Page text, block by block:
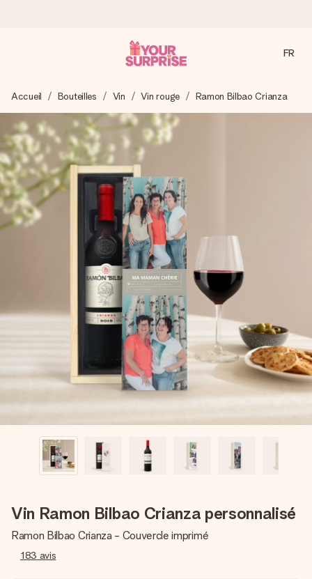
Nous préparons votre cadeau avec attention et l’envoyons
en un éclair – pour que vous puissiez l’offrir au bon moment,
quand cela compte le plus.
4,8 (sur la base de +15 000 avis)
Nos cadeaux sont appréciés. Les clients nous attribuent
une note de 4,8 sur Google Reviews (total de tous les
pays où nous sommes présents).
Carte de vœux gratuite
Créez quelque chose d’unique en quelques étapes – avec
son prénom, votre photo ou un message qui touche le cœur.
Sans complications, juste tout l’amour pour le moment idéal.
FR
Accueil Bouteilles Vin Vin rouge Ramon Bilbao Crianza
Vin Ramon Bilbao Crianza personnalisé
Ramon Bilbao Crianza - Couvercle imprimé
183 avis